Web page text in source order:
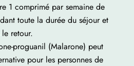
1 comprimé par semaine de
toute la durée du séjour et
retour.
proguanil (Malarone) peut
pour les personnes de